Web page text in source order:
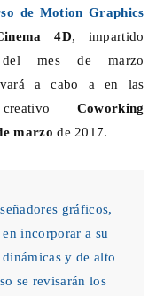
de Motion Graphics
4D , impartido
mes de marzo
a cabo a en las
creativo Coworking
marzode 2017.
gráficos,
incorporar a su
y de alto
se revisarán los